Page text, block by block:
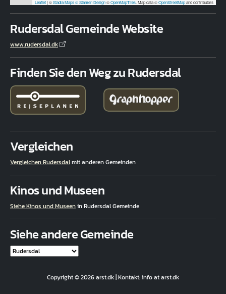
Leaflet|©Stadia Maps© Stamen Design©OpenMapTiles . Map data ©OpenStreetMapand contributors
Rudersdal Gemeinde Website
www.rudersdal.dk
Finden Sie den Weg zu Rudersdal
Vergleichen
Vergleichen Rudersdalmit anderen Gemeinden
Kinos und Museen
Siehe Kinos und Museenin Rudersdal Gemeinde
Siehe andere Gemeinde
Copyright © 2026 arst.dk | Kontakt: info at arst.dk